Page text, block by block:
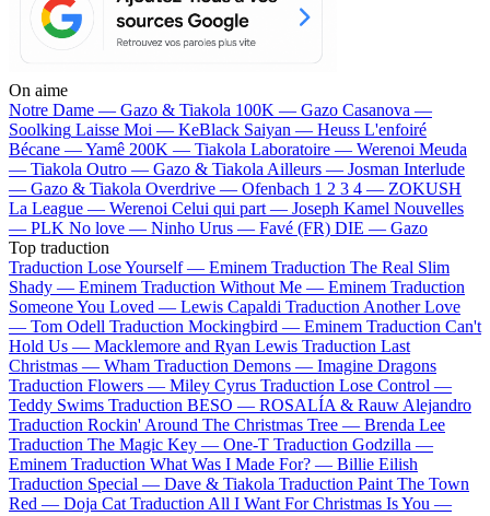
On aime
Notre Dame — Gazo & Tiakola 100K — Gazo Casanova —
Soolking Laisse Moi — KeBlack Saiyan — Heuss L'enfoiré
Bécane —Yamê 200K — Tiakola Laboratoire — Werenoi Meuda
— Tiakola Outro — Gazo & Tiakola Ailleurs — Josman Interlude
— Gazo & Tiakola Overdrive — Ofenbach 1 2 3 4 — ZOKUSH
La League — Werenoi Celui qui part — Joseph Kamel Nouvelles
— PLK No love — Ninho Urus — Favé (FR) DIE — Gazo
Top traduction
Traduction Lose Yourself — Eminem Traduction The Real Slim
Shady — Eminem Traduction Without Me — Eminem Traduction
Someone You Loved — Lewis Capaldi Traduction Another Love
— Tom Odell Traduction Mockingbird — Eminem Traduction Can't
Hold Us — Macklemore and Ryan Lewis Traduction Last
Christmas — Wham Traduction Demons — Imagine Dragons
Traduction Flowers — Miley Cyrus Traduction Lose Control —
Teddy Swims Traduction BESO — ROSALÍA & Rauw Alejandro
Traduction Rockin' Around The Christmas Tree — Brenda Lee
Traduction The Magic Key — One-T Traduction Godzilla —
Eminem Traduction What Was I Made For? — Billie Eilish
Traduction Special — Dave & Tiakola Traduction Paint The Town
Red — Doja Cat Traduction All I Want For Christmas Is You —